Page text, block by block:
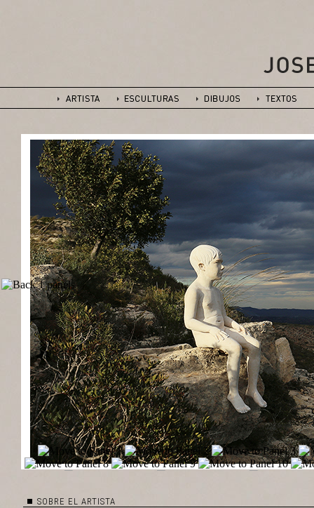
SOBRE EL ARTISTA